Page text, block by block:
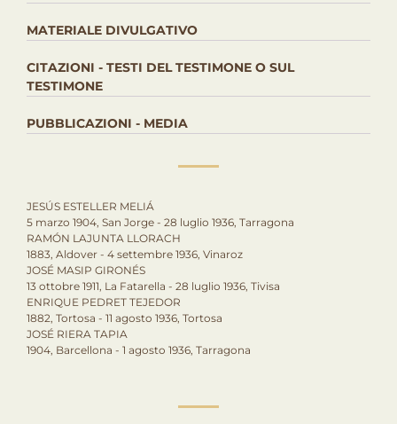
MATERIALE DIVULGATIVO
CITAZIONI - TESTI DEL TESTIMONE O SUL
TESTIMONE
PUBBLICAZIONI - MEDIA
JESÚS ESTELLER MELIÁ
5 marzo 1904, San Jorge - 28 luglio 1936, Tarragona
RAMÓN LAJUNTA LLORACH
1883, Aldover - 4 settembre 1936, Vinaroz
JOSÉ MASIP GIRONÉS
13 ottobre 1911, La Fatarella - 28 luglio 1936, Tivisa
ENRIQUE PEDRET TEJEDOR
1882, Tortosa - 11 agosto 1936, Tortosa
JOSÉ RIERA TAPIA
1904, Barcellona - 1 agosto 1936, Tarragona